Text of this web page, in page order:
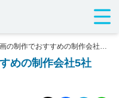
の制作でおすすめの制作会社5
めの制作会社5社